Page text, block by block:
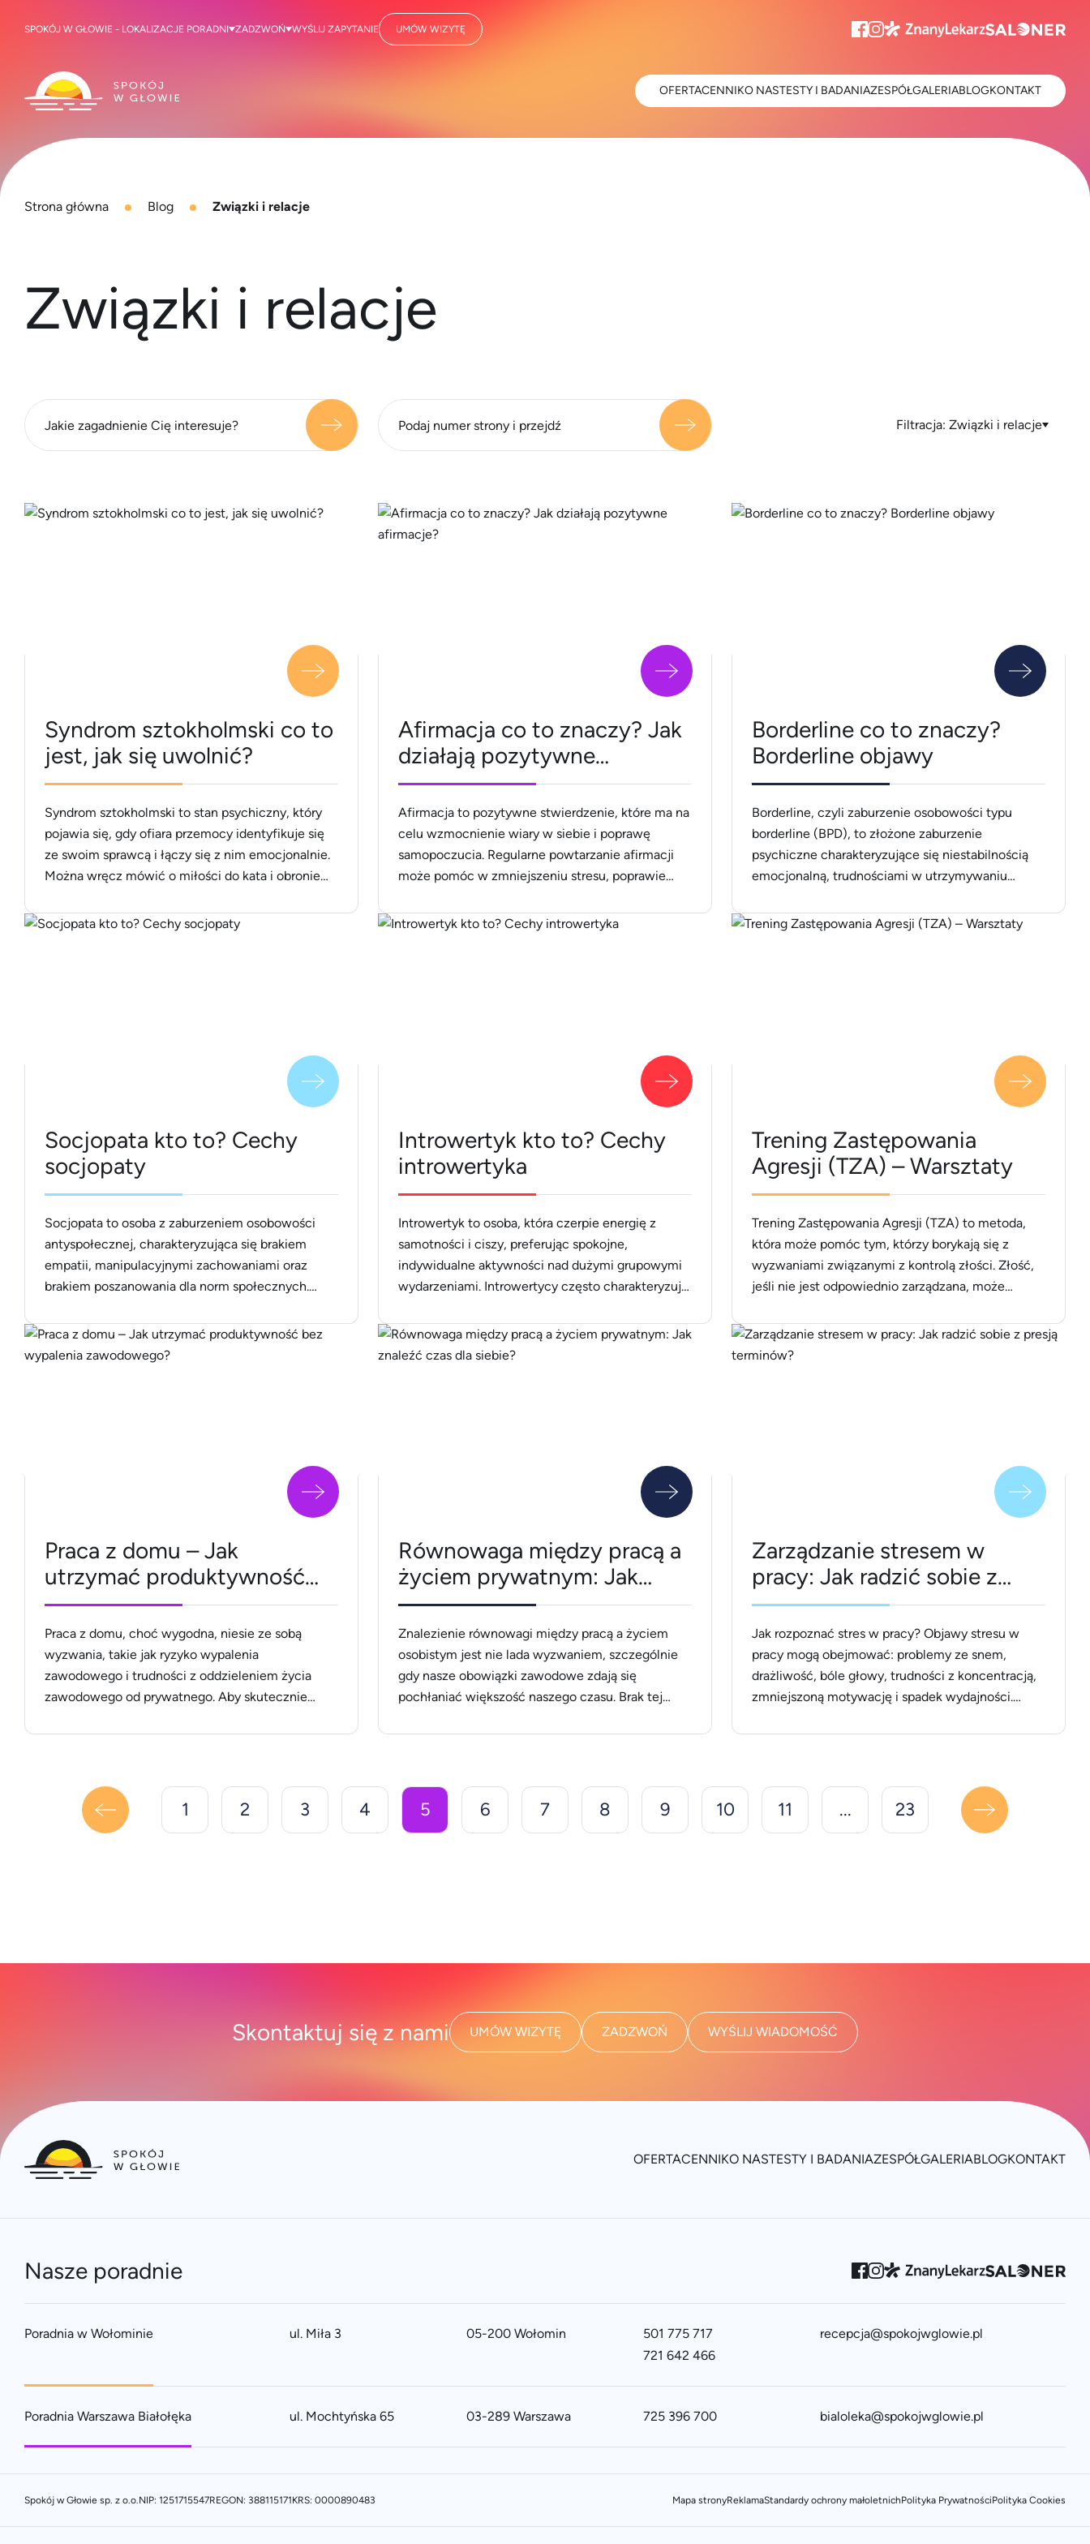
Strona główna Blog Związki i relacje
Związki i relacje
Filtracja: Związki i relacje
Syndrom sztokholmski co to
jest, jak się uwolnić?
Syndrom sztokholmski to stan psychiczny, który
pojawia się, gdy ofiara przemocy identyfikuje się
ze swoim sprawcą i łączy się z nim emocjonalnie.
Można wręcz mówić o miłości do kata i obronie
rozwijają zrozumienie i współczucie oraz chronią
Afirmacja co to znaczy? Jak
działają pozytywne
afirmacje?
Afirmacja to pozytywne stwierdzenie, które ma na
celu wzmocnienie wiary w siebie i poprawę
samopoczucia. Regularne powtarzanie afirmacji
może pomóc w zmniejszeniu stresu, poprawie
to: &#8222;Jestem wartościowy&#8221; lub
Borderline co to znaczy?
Borderline objawy
Borderline, czyli zaburzenie osobowości typu
borderline (BPD), to złożone zaburzenie
psychiczne charakteryzujące się niestabilnością
emocjonalną, trudnościami w utrzymywaniu
odrzuceniem. Osoby z BPD mogą doświadczać
Socjopata kto to? Cechy
socjopaty
Socjopata to osoba z zaburzeniem osobowości
antyspołecznej, charakteryzująca się brakiem
empatii, manipulacyjnymi zachowaniami oraz
brakiem poszanowania dla norm społecznych.
trwałych relacji i mogą być skłonni do
impulsywnego i agresywnego zachowania. Mimo
Introwertyk kto to? Cechy
introwertyka
Introwertyk to osoba, która czerpie energię z
samotności i ciszy, preferując spokojne,
indywidualne aktywności nad dużymi grupowymi
wydarzeniami. Introwertycy często charakteryzują
introspekcją. Choć mogą wydawać się bardziej
wycofani społecznie, posiadają silne umiejętności
Trening Zastępowania
Agresji (TZA) – Warsztaty
Trening Zastępowania Agresji (TZA) to metoda,
która może pomóc tym, którzy borykają się z
wyzwaniami związanymi z kontrolą złości. Złość,
jeśli nie jest odpowiednio zarządzana, może
relacjach interpersonalnych. Nasze warsztaty
oferują skuteczne techniki zarządzania emocjami,
Praca z domu – Jak
utrzymać produktywność
bez wypalenia
zawodowego?
Praca z domu, choć wygodna, niesie ze sobą
wyzwania, takie jak ryzyko wypalenia
zawodowego i trudności z oddzieleniem życia
zawodowego od prywatnego. Aby skutecznie
odpowiednie strategie organizacyjne i zarządzania
wysoką produktywność i równowagę życiową,
pracując z domu. [&hellip;]
Równowaga między pracą a
życiem prywatnym: Jak
znaleźć czas dla siebie?
Znalezienie równowagi między pracą a życiem
osobistym jest nie lada wyzwaniem, szczególnie
gdy nasze obowiązki zawodowe zdają się
pochłaniać większość naszego czasu. Brak tej
Istnieją jednak skuteczne strategie, które mogą
przedstawię Państwu praktyczne porady i [&hellip;]
Zarządzanie stresem w
pracy: Jak radzić sobie z
presją terminów?
Jak rozpoznać stres w pracy? Objawy stresu w
pracy mogą obejmować: problemy ze snem,
drażliwość, bóle głowy, trudności z koncentracją,
zmniejszoną motywację i spadek wydajności.
podjąć działania w celu zarządzania stresem.
czynników stresogennych występujących w
środowisku [&hellip;]
1 2 3 4 5 6 7 8 9 10 11 ... 23
SPOKÓJ W GŁOWIE - LOKALIZACJE PORADNI ZADZWOŃ WYŚLIJ ZAPYTANIE UMÓW WIZYTĘ
OFERTACENNIKO NASTESTY I BADANIAZESPÓŁGALERIABLOGKONTAKT
Skontaktuj się z nami UMÓW WIZYTĘ ZADZWOŃ WYŚLIJ WIADOMOŚĆ
OFERTACENNIKO NASTESTY I BADANIAZESPÓŁGALERIABLOGKONTAKT
Nasze poradnie
Poradnia w Wołominie ul. Miła 3 05-200 Wołomin
501 775 717
721 642 466
recepcja@spokojwglowie.pl
Poradnia Warszawa Białołęka ul. Mochtyńska 65 03-289 Warszawa 725 396 700 bialoleka@spokojwglowie.pl
Spokój w Głowie sp. z o.o.NIP: 1251715547REGON: 388115171KRS: 0000890483 Mapa stronyReklamaStandardy ochrony małoletnichPolityka PrywatnościPolityka Cookies